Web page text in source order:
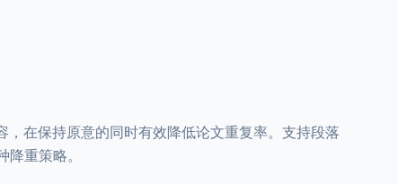
，在保持原意的同时有效降低论文重复率。支持段落
重策略。